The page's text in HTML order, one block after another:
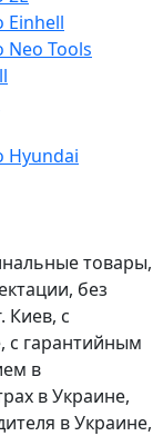
Einhell
Neo Tools
Hyundai
товары,
без
Киев, с
с гарантийным
в
в Украине,
в Украине,